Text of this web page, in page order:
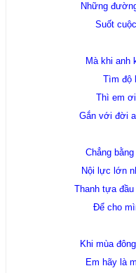
Những
Suốt
Mà khi anh
Tìm độ
Thì em
Gắn với đời
Chẳng
Nội lực lớn
Thanh tựa
Để cho
Khi mùa
Em hãy là